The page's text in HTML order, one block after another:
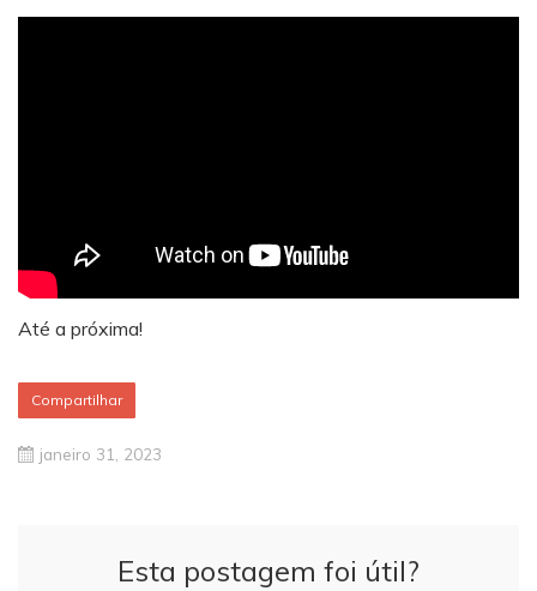
Até a próxima!
Compartilhar
janeiro 31, 2023
Esta postagem foi útil?